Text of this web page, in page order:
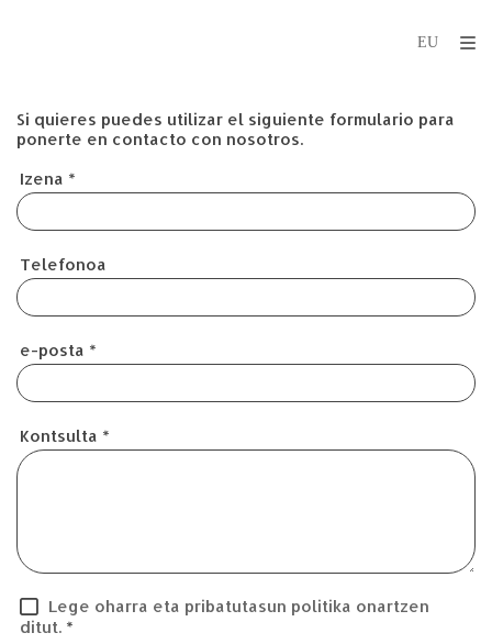
Si quieres puedes utilizar el siguiente formulario para
ponerte en contacto con nosotros.
Izena *
Telefonoa
e-posta *
Kontsulta *
Lege oharra eta pribatutasun politika onartzen
ditut. *